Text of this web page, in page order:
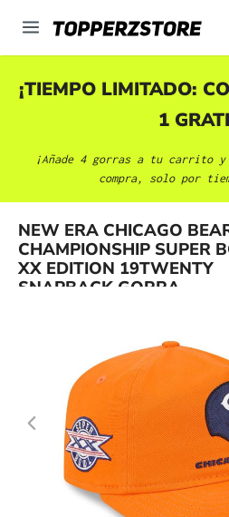
principal
¡TIEMPO LIMITADO:
1
¡Añade 4 gorras a tu carrito y
compra, solo por
NEW ERA CHICAGO
CHAMPIONSHIP SUPER
XX EDITION 19TWENTY
SNAPBACK GORRA
Omitir galería de imágenes